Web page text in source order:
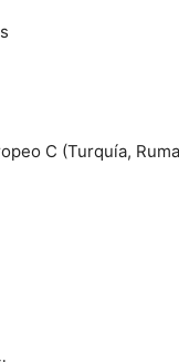
C (Turquía,